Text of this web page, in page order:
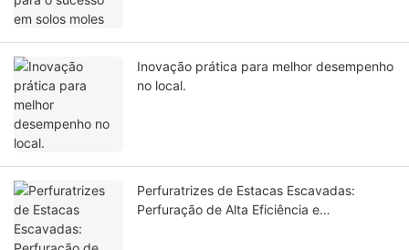
Inovação prática para melhor desempenho
no local.
Perfuratrizes de Estacas Escavadas:
Perfuração de Alta Eficiência e